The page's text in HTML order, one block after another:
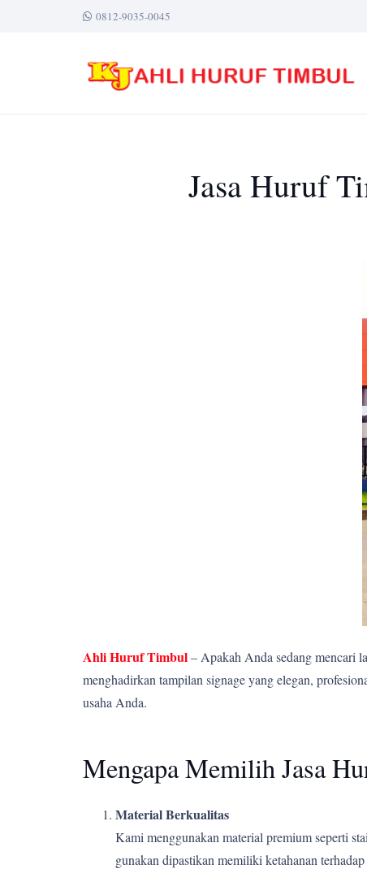
0812-9035-0045
Jasa Huruf
Ahli Huruf Timbul– Apakah Anda sedang mencari
menghadirkan tampilan signage yang elegan,
usaha Anda.
Mengapa Memilih Jasa
Material Berkualitas
Kami menggunakan material premium seperti
gunakan dipastikan memiliki ketahanan